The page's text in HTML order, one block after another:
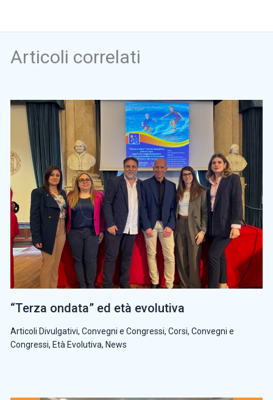
Articoli correlati
“Terza ondata” ed età evolutiva
Articoli Divulgativi, Convegni e Congressi, Corsi, Convegni e
Congressi, Età Evolutiva, News